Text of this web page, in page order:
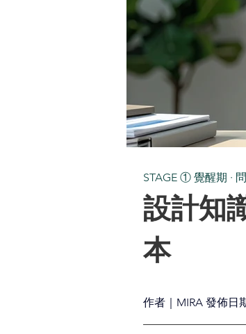
STAGE ① 覺醒期 ·
設計知
本
作者｜MIRA 發佈日